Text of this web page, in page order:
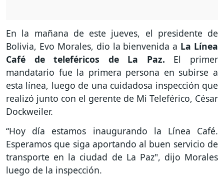
En la mañana de este jueves, el presidente de
Bolivia, Evo Morales, dio la bienvenida a La Línea
Café de teleféricos de La Paz. El primer
mandatario fue la primera persona en subirse a
esta línea, luego de una cuidadosa inspección que
realizó junto con el gerente de Mi Teleférico, César
Dockweiler.
“Hoy día estamos inaugurando la Línea Café.
Esperamos que siga aportando al buen servicio de
transporte en la ciudad de La Paz", dijo Morales
luego de la inspección.